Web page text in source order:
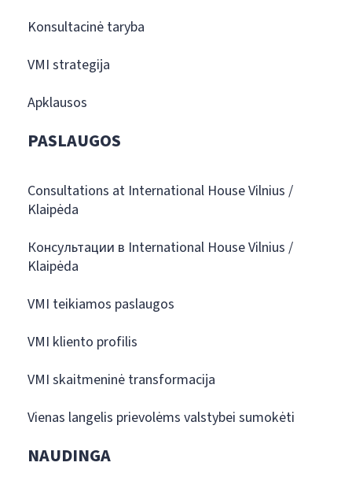
Konsultacinė taryba
VMI strategija
Apklausos
PASLAUGOS
Consultations at International House Vilnius /
Klaipėda
Консультации в International House Vilnius /
Klaipėda
VMI teikiamos paslaugos
VMI kliento profilis
VMI skaitmeninė transformacija
Vienas langelis prievolėms valstybei sumokėti
NAUDINGA